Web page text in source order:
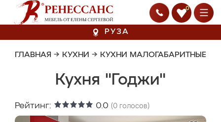
0
РУЗА
ГЛАВНАЯ → КУХНИ → КУХНИ МАЛОГАБАРИТНЫЕ
Кухня "Годжи"
Рейтинг: 0.0 (0 голосов)